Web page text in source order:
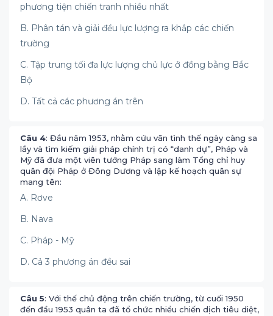
phương tiện chiến tranh nhiều nhất
B. Phân tán và giải đều lực lượng ra khắp các chiến
trường
C. Tập trung tối đa lực lượng chủ lực ở đồng bằng Bắc
Bộ
D. Tất cả các phương án trên
Câu 4: Đầu năm 1953, nhằm cứu vãn tình thế ngày càng sa
lầy và tìm kiếm giải pháp chính trị có “danh dự”, Pháp và
Mỹ đã đưa một viên tướng Pháp sang làm Tổng chỉ huy
quân đội Pháp ở Đông Dương và lập kế hoạch quân sự
mang tên:
A. Rơve
B. Nava
C. Pháp - Mỹ
D. Cả 3 phương án đều sai
Câu 5: Với thế chủ động trên chiến trường, từ cuối 1950
đến đầu 1953 quân ta đã tổ chức nhiều chiến dịch tiêu diệt,